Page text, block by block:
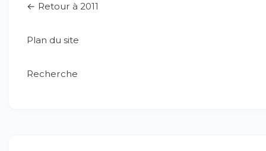
← Retour à 2011
Plan du site
Recherche